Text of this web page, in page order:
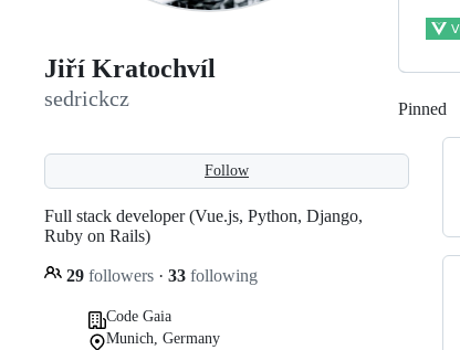
Jiří Kratochvíl
sedrickcz
Follow
Full stack developer (Vue.js, Python, Django,
Ruby on Rails)
29 followers · 33 following
Code Gaia
Munich, Germany
Pinned